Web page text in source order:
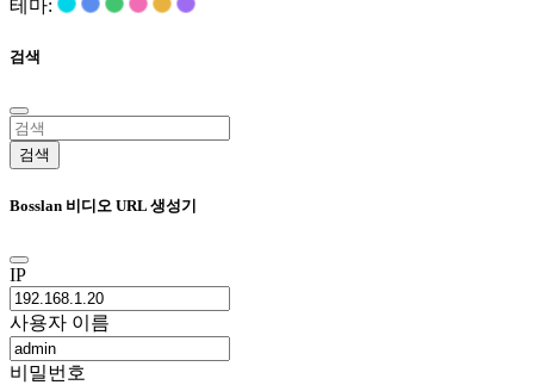
테마:
검색
검색
Bosslan 비디오 URL 생성기
IP
사용자 이름
비밀번호